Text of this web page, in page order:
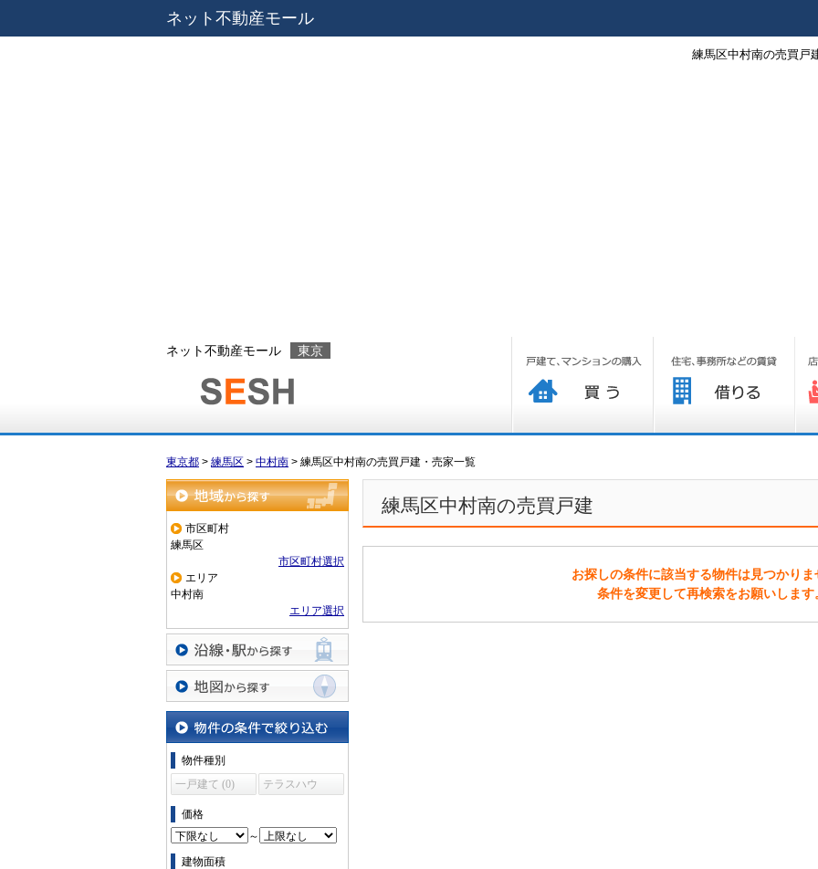
ネット不動産モール
練馬区中村南の売買戸
ネット不動産モール 東京
東京都 > 練馬区 > 中村南 > 練馬区中村南の売買戸建・売家一覧
地域から探す
市区町村
練馬区
市区町村選択
エリア
中村南
エリア選択
沿線・駅から探す
地図から探す
物件の条件で絞り込む
物件種別
一戸建て (0)
テラスハウ
価格
～
建物面積
練馬区中村南の売買戸建
お探しの条件に該当する物件は見つかりま
条件を変更して再検索をお願いします